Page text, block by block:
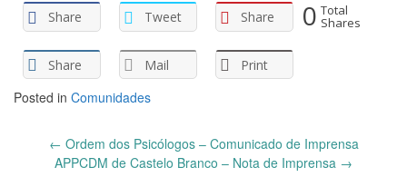
Share
Tweet Share
Share Mail Print
0 Total
Shares
Posted in Comunidades
navigation
← Ordem dos Psicólogos – Comunicado de Imprensa
APPCDM de Castelo Branco – Nota de Imprensa →